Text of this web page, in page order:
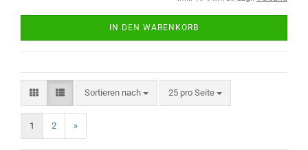
IN DEN WARENKORB
Sortieren nach 25 pro Seite
1 2 »